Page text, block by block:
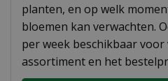
planten, en op welk
bloemen kan verwachten.
per week beschikbaar
assortiment en het